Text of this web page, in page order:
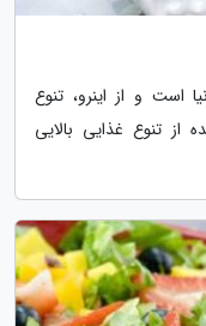
است و از اینرو، تنوع
تنوع غذایی بالایی